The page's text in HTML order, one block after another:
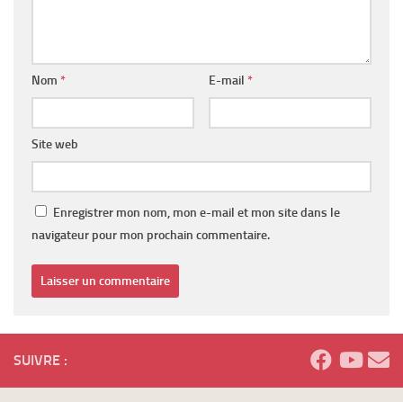
Nom * E-mail *
Site web
Enregistrer mon nom, mon e-mail et mon site dans le
navigateur pour mon prochain commentaire.
SUIVRE :